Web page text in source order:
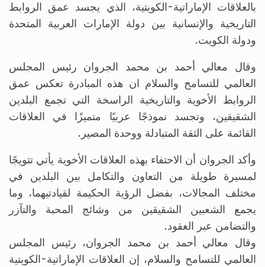
بالعلاقات الإماراتية-الكويتية، الذي يجسد عمق الروابط
التاريخية والإنسانية بين دولة الإمارات العربية المتحدة
ودولة الكويت.
وقال معالي أحمد بن محمد الجروان رئيس المجلس
العالمي للتسامح والسلام ان هذه المبادرة تعكس عمق
الروابط الأخوية والتاريخية الراسخة التي تجمع البلدين
الشقيقين، وتجسد نموذجًا عربيًا متميزًا في العلاقات
القائمة على الثقة المتبادلة ووحدة المصير.
وأكد الجروان أن الاحتفاء بهذه العلاقات الأخوية يأتي تتويجًا
لمسيرة طويلة من التعاون والتكامل بين البلدين في
مختلف المجالات، بفضل الرؤية الحكيمة لقيادتيهما، وما
يجمع الشعبين الشقيقين من وشائج المحبة والتآزر
والتضامن عبر العقود.
وقال معالي أحمد بن محمد الجروان، رئيس المجلس
العالمي للتسامح والسلام، إن العلاقات الإماراتية-الكويتية